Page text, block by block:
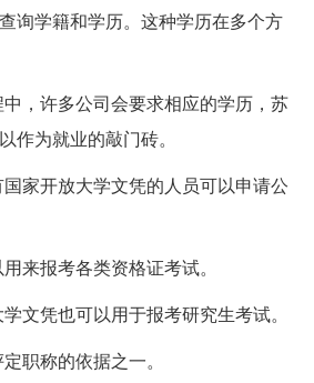
询学籍和学历。这种学历在多个方
，许多公司会要求相应的学历，苏
作为就业的敲门砖。
家开放大学文凭的人员可以申请公
来报考各类资格证考试。
文凭也可以用于报考研究生考试。
职称的依据之一。